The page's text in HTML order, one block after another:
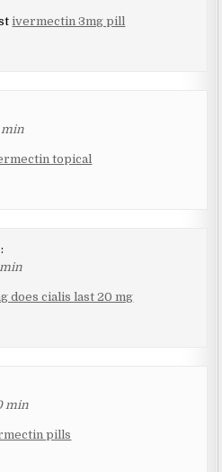
ivermectin 3mg pill
min
topical
min
does cialis last 20 mg
min
pills